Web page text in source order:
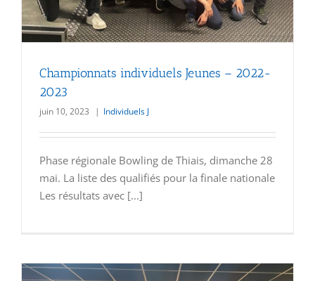
Championnats individuels Jeunes – 2022-
2023
juin 10, 2023 | Individuels J
Phase régionale Bowling de Thiais, dimanche 28
mai. La liste des qualifiés pour la finale nationale
Les résultats avec [...]